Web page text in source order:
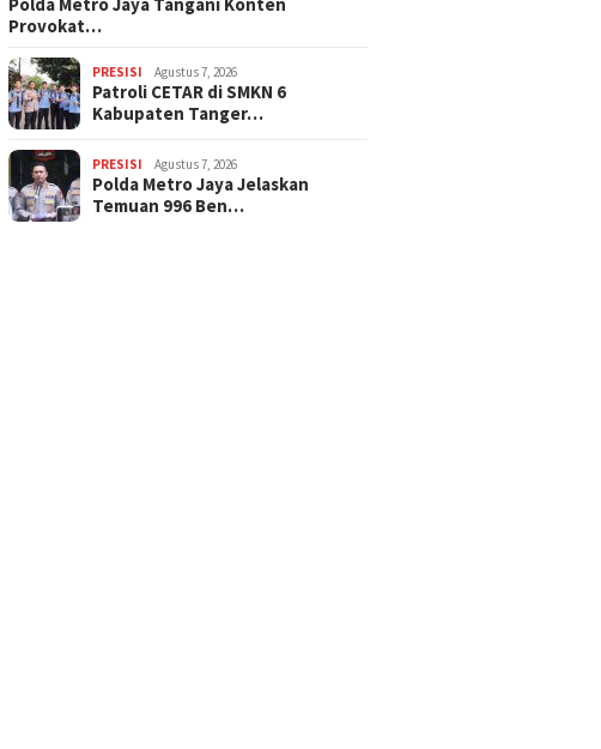
Polda Metro Jaya Tangani Konten
Provokat…
PRESISI Agustus 7, 2026
Patroli CETAR di SMKN 6
Kabupaten Tanger…
PRESISI Agustus 7, 2026
Polda Metro Jaya Jelaskan
Temuan 996 Ben…